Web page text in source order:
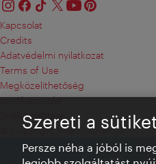
Kapcsolat
Credits
Adatvédelmi nyilatkozat
Terms of Use
Megközelíthetőség
Sajtókapcsolat
Sütik beállítása
© Copyright WienTourismus
Szereti a
Persze néha a jóból is